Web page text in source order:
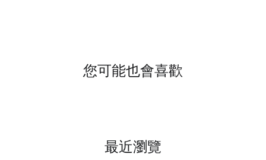
您可能也會喜歡
最近瀏覽